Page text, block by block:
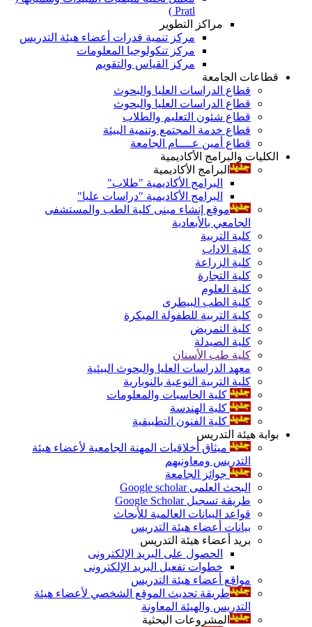
Pratl )
مراكز التطوير
مركز تنمية قدرات أعضاء هيئة التدريس
مركز تنكولوجيا المعلومات
مركز القياس والتقويم
قطاعات الجامعة
قطاع الدراسات العليا والبحوث
قطاع الدراسات العليا والبحوث
قطاع شئون التعليم والطلاب
قطاع خدمة المجتمع وتنمية البيئة
قطاع أمين عــــام الجامعة
الكليات والبرامج الأكاديمية
البرامج الأكاديمية
البرامج الأكاديمية "طلاب"
البرامج الأكاديمية "دراسات عليا"
موقع إنشاء مبنى كلية الطب والمستشفى
الجامعي بالأبعادية
كلية التربية
كلية الاداب
كلية الزراعة
كلية التجارة
كلية العلوم
كلية الطب البيطرى
كلية التربية للطفولة المبكرة
كلية التمريض
كلية الصيدلة
كلية طب الأسنان
معهد الدراسات العليا والبحوث البيئية
كلية التربية النوعية بالنوبارية
كلية الحاسبات والمعلومات
كلية الهندسة
كلية الفنون التطبيقية
بوابة هيئة التدريس
ميثاق أخلاقيات المهنة الجامعية لأعضاء هيئة
التدريس ومعاونيهم
جوائز الجامعة
البحث العلمى Google scholar
طريقة تسجيل Google Scholar
قواعد البيانات العالمية للأبحاث
بيانات أعضاء هيئة التدريس
بريد أعضاء هيئة التدريس
الحصول على البريد الإلكترونى
خطوات تفعيل البريد الإلكترونى
مواقع أعضاء هيئة التدريس
طريقة تحديث الموقع الشخصي لأعضاء هيئة
التدريس والهيئة المعاونة
المشروعات البحثية